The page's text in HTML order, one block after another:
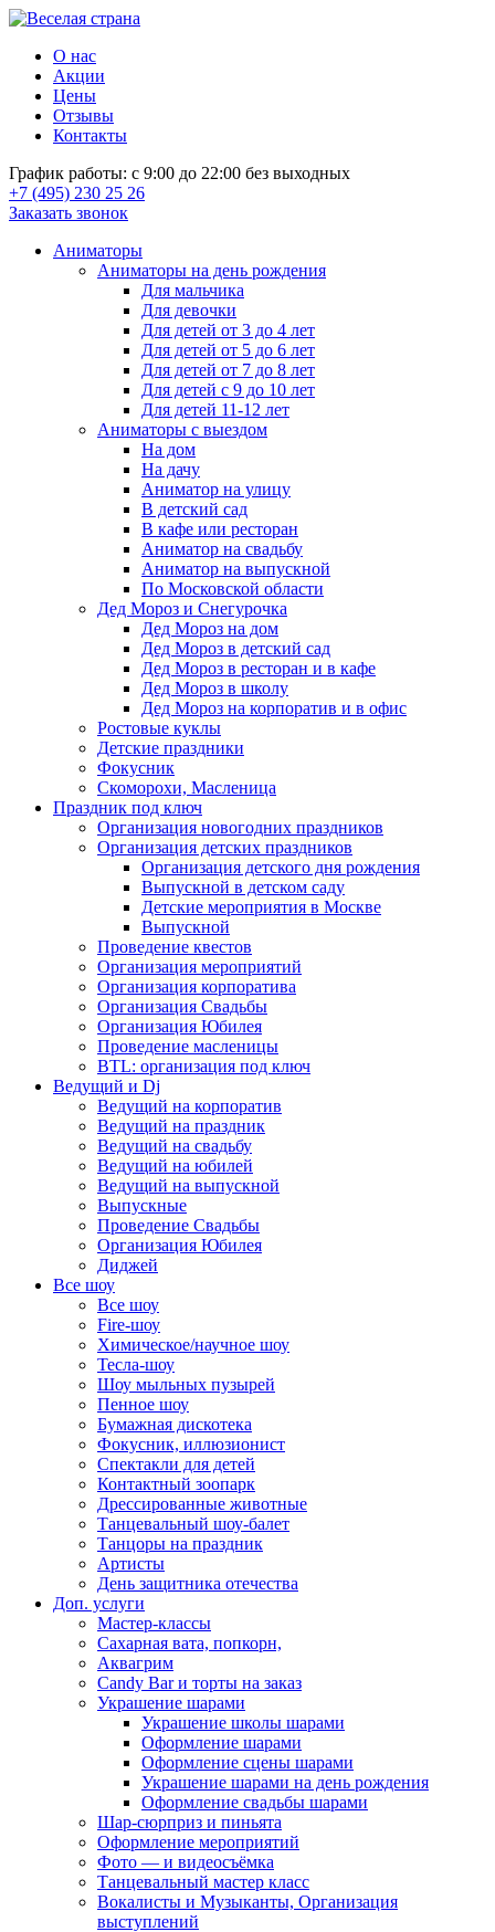
О нас
Акции
Цены
Отзывы
Контакты
График работы: с 9:00 до 22:00 без выходных
+7 (495) 230 25 26
Заказать звонок
Аниматоры
Аниматоры на день рождения
Для мальчика
Для девочки
Для детей от 3 до 4 лет
Для детей от 5 до 6 лет
Для детей от 7 до 8 лет
Для детей с 9 до 10 лет
Для детей 11-12 лет
Аниматоры с выездом
На дом
На дачу
Аниматор на улицу
В детский сад
В кафе или ресторан
Аниматор на свадьбу
Аниматор на выпускной
По Московской области
Дед Мороз и Снегурочка
Дед Мороз на дом
Дед Мороз в детский сад
Дед Мороз в ресторан и в кафе
Дед Мороз в школу
Дед Мороз на корпоратив и в офис
Ростовые куклы
Детские праздники
Фокусник
Скоморохи, Масленица
Праздник под ключ
Организация новогодних праздников
Организация детских праздников
Организация детского дня рождения
Выпускной в детском саду
Детские мероприятия в Москве
Выпускной
Проведение квестов
Организация мероприятий
Организация корпоратива
Организация Свадьбы
Организация Юбилея
Проведение масленицы
BTL: организация под ключ
Ведущий и Dj
Ведущий на корпоратив
Ведущий на праздник
Ведущий на свадьбу
Ведущий на юбилей
Ведущий на выпускной
Выпускные
Проведение Свадьбы
Организация Юбилея
Диджей
Все шоу
Все шоу
Fire-шоу
Химическое/научное шоу
Тесла-шоу
Шоу мыльных пузырей
Пенное шоу
Бумажная дискотека
Фокусник, иллюзионист
Спектакли для детей
Контактный зоопарк
Дрессированные животные
Танцевальный шоу-балет
Танцоры на праздник
Артисты
День защитника отечества
Доп. услуги
Мастер-классы
Сахарная вата, попкорн,
Аквагрим
Candy Bar и торты на заказ
Украшение шарами
Украшение школы шарами
Оформление шарами
Оформление сцены шарами
Украшение шарами на день рождения
Оформление свадьбы шарами
Шар-сюрприз и пиньята
Оформление мероприятий
Фото — и видеосъёмка
Танцевальный мастер класс
Вокалисты и Музыканты, Организация
выступлений